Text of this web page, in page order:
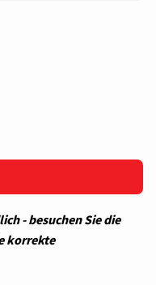
- besuchen Sie die
korrekte